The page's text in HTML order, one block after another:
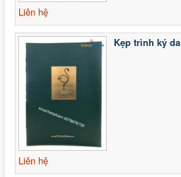
Liên hệ
Kẹp trình ký da
Liên hệ